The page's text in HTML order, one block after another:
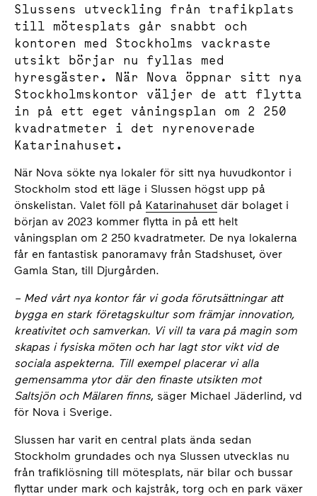
Slussens utveckling från trafikplats
till mötesplats går snabbt och
kontoren med Stockholms vackraste
utsikt börjar nu fyllas med
hyresgäster. När Nova öppnar sitt nya
Stockholmskontor väljer de att flytta
in på ett eget våningsplan om 2 250
kvadratmeter i det nyrenoverade
Katarinahuset.
När Nova sökte nya lokaler för sitt nya huvudkontor i
Stockholm stod ett läge i Slussen högst upp på
önskelistan. Valet föll på Katarinahuset där bolaget i
början av 2023 kommer flytta in på ett helt
våningsplan om 2 250 kvadratmeter. De nya lokalerna
får en fantastisk panoramavy från Stadshuset, över
Gamla Stan, till Djurgården.
– Med vårt nya kontor får vi goda förutsättningar att
bygga en stark företagskultur som främjar innovation,
kreativitet och samverkan. Vi vill ta vara på magin som
skapas i fysiska möten och har lagt stor vikt vid de
sociala aspekterna. Till exempel placerar vi alla
gemensamma ytor där den finaste utsikten mot
Saltsjön och Mälaren finns, säger Michael Jäderlind, vd
för Nova i Sverige.
Slussen har varit en central plats ända sedan
Stockholm grundades och nya Slussen utvecklas nu
från trafiklösning till mötesplats, när bilar och bussar
flyttar under mark och kajstråk, torg och en park växer